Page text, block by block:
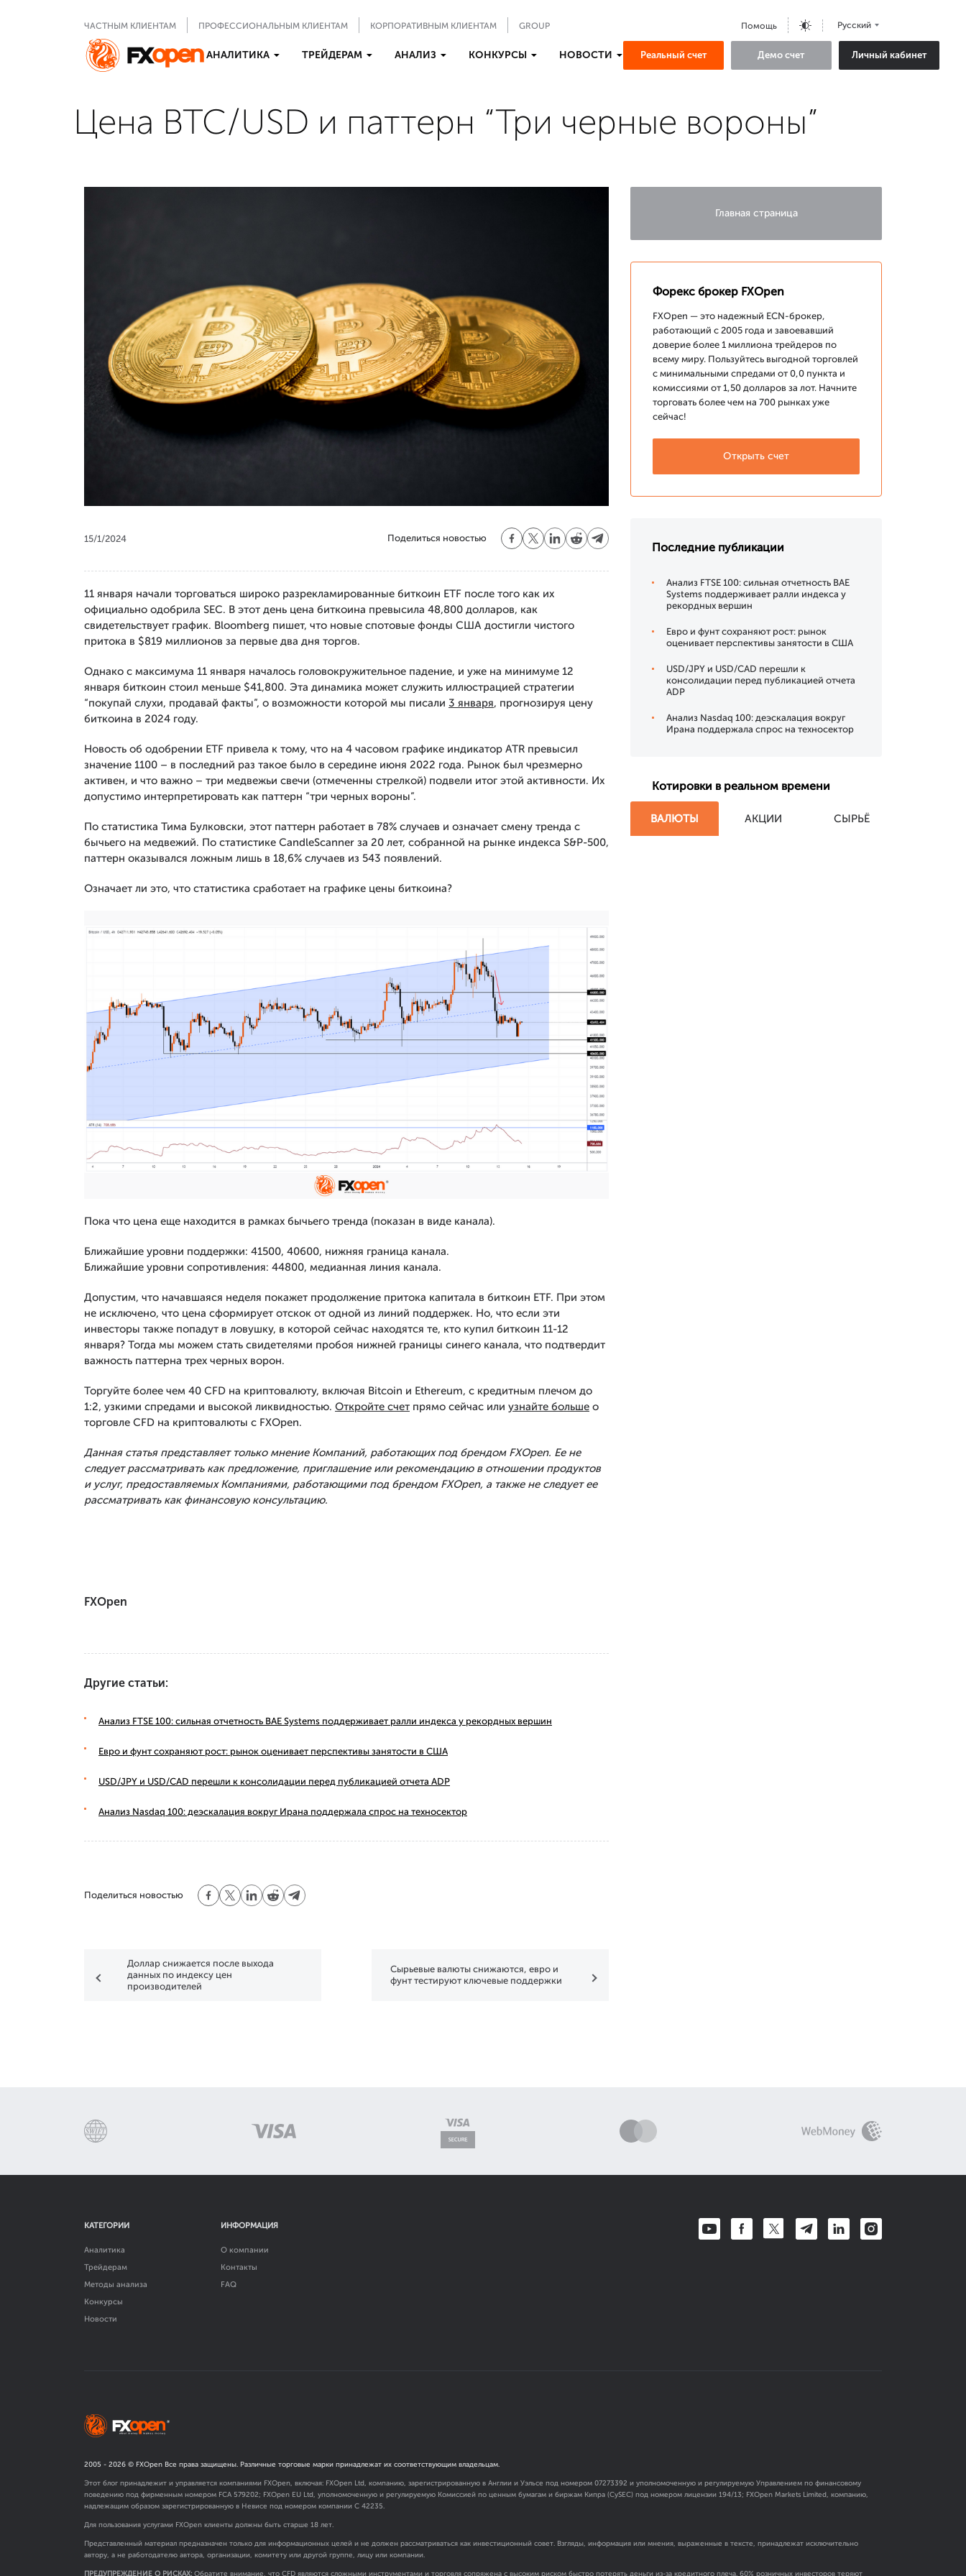
ЧАСТНЫМ КЛИЕНТАМ ПРОФЕССИОНАЛЬНЫМ КЛИЕНТАМ КОРПОРАТИВНЫМ КЛИЕНТАМ GROUP Помощь Русский
АНАЛИТИКА ТРЕЙДЕРАМ АНАЛИЗ КОНКУРСЫ НОВОСТИ Реальный счет Демо счет Личный кабинет
Цена BTC/USD и паттерн “Три черные вороны”
15/1/2024 Поделиться новостью
11 января начали торговаться широко разрекламированные биткоин ETF после того как их
официально одобрила SEC. В этот день цена биткоина превысила 48,800 долларов, как
свидетельствует график. Bloomberg пишет, что новые спотовые фонды США достигли чистого
притока в $819 миллионов за первые два дня торгов.
Однако с максимума 11 января началось головокружительное падение, и уже на минимуме 12
января биткоин стоил меньше $41,800. Эта динамика может служить иллюстрацией стратегии
“покупай слухи, продавай факты”, о возможности которой мы писали 3 января, прогнозируя цену
биткоина в 2024 году.
Новость об одобрении ETF привела к тому, что на 4 часовом графике индикатор ATR превысил
значение 1100 – в последний раз такое было в середине июня 2022 года. Рынок был чрезмерно
активен, и что важно – три медвежьи свечи (отмеченны стрелкой) подвели итог этой активности. Их
допустимо интерпретировать как паттерн “три черных вороны”.
По статистика Тима Булковски, этот паттерн работает в 78% случаев и означает смену тренда с
бычьего на медвежий. По статистике СandleScanner за 20 лет, собранной на рынке индекса S&P-500,
паттерн оказывался ложным лишь в 18,6% случаев из 543 появлений.
Означает ли это, что статистика сработает на графике цены биткоина?
Пока что цена еще находится в рамках бычьего тренда (показан в виде канала).
Ближайшие уровни поддержки: 41500, 40600, нижняя граница канала.
Ближайшие уровни сопротивления: 44800, медианная линия канала.
Допустим, что начавшаяся неделя покажет продолжение притока капитала в биткоин ETF. При этом
не исключено, что цена сформирует отскок от одной из линий поддержек. Но, что если эти
инвесторы также попадут в ловушку, в которой сейчас находятся те, кто купил биткоин 11-12
января? Тогда мы можем стать свидетелями пробоя нижней границы синего канала, что подтвердит
важность паттерна трех черных ворон.
Торгуйте более чем 40 CFD на криптовалюту, включая Bitcoin и Ethereum, с кредитным плечом до
1:2, узкими спредами и высокой ликвидностью. Откройте счет прямо сейчас или узнайте больше о
торговле CFD на криптовалюты с FXOpen.
Данная статья представляет только мнение Компаний, работающих под брендом FXOpen. Ее не
следует рассматривать как предложение, приглашение или рекомендацию в отношении продуктов
и услуг, предоставляемых Компаниями, работающими под брендом FXOpen, а также не следует ее
рассматривать как финансовую консультацию.
FXOpen
Другие статьи:
Анализ FTSE 100: сильная отчетность BAE Systems поддерживает ралли индекса у рекордных вершин
Евро и фунт сохраняют рост: рынок оценивает перспективы занятости в США
USD/JPY и USD/CAD перешли к консолидации перед публикацией отчета ADP
Анализ Nasdaq 100: деэскалация вокруг Ирана поддержала спрос на техносектор
Поделиться новостью
Доллар снижается после выхода
данных по индексу цен
производителей
Сырьевые валюты снижаются, евро и
фунт тестируют ключевые поддержки
Главная страница
Форекс брокер FXOpen
FXOpen — это надежный ECN-брокер,
работающий с 2005 года и завоевавший
доверие более 1 миллиона трейдеров по
всему миру. Пользуйтесь выгодной торговлей
с минимальными спредами от 0,0 пункта и
комиссиями от 1,50 долларов за лот. Начните
торговать более чем на 700 рынках уже
сейчас!
Открыть счет
Последние публикации
Анализ FTSE 100: сильная отчетность BAE
Systems поддерживает ралли индекса у
рекордных вершин
Евро и фунт сохраняют рост: рынок
оценивает перспективы занятости в США
USD/JPY и USD/CAD перешли к
консолидации перед публикацией отчета
ADP
Анализ Nasdaq 100: деэскалация вокруг
Ирана поддержала спрос на техносектор
Котировки в реальном времени
ВАЛЮТЫ АКЦИИ СЫРЬЁ
КАТЕГОРИИ
Аналитика
Трейдерам
Методы анализа
Конкурсы
Новости
ИНФОРМАЦИЯ
О компании
Контакты
FAQ
2005 - 2026 © FXOpen Все права защищены. Различные торговые марки принадлежат их соответствующим владельцам.
Этот блог принадлежит и управляется компаниями FXOpen, включая: FXOpen Ltd, компанию, зарегистрированную в Англии и Уэльсе под номером 07273392 и уполномоченную и регулируемую Управлением по финансовому
поведению под фирменным номером FCA 579202; FXOpen EU Ltd, уполномоченную и регулируемую Комиссией по ценным бумагам и биржам Кипра (CySEC) под номером лицензии 194/13; FXOpen Markets Limited, компанию,
надлежащим образом зарегистрированную в Невисе под номером компании C 42235.
Для пользования услугами FXOpen клиенты должны быть старше 18 лет.
Представленный материал предназначен только для информационных целей и не должен рассматриваться как инвестиционный совет. Взгляды, информация или мнения, выраженные в тексте, принадлежат исключительно
автору, а не работодателю автора, организации, комитету или другой группе, лицу или компании.
ПРЕДУПРЕЖДЕНИЕ О РИСКАХ: Обратите внимание, что CFD являются сложными инструментами и торговля сопряжена с высоким риском быстро потерять деньги из-за кредитного плеча. 60% розничных инвесторов теряют